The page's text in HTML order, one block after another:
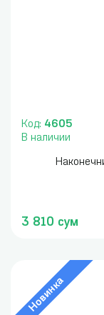
Код: 4605
В наличии
3 810 сум
Новинка